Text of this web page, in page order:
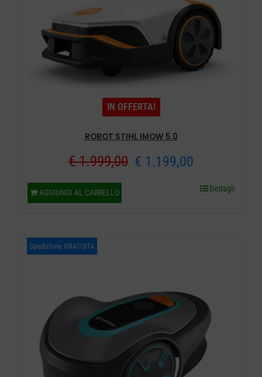
IN OFFERTA!
ROBOT STIHL IMOW 5.0
€1.999,00 Il
€ 1.199,00
prezzo
AGGIUNGI AL CARRELLO Dettagli
Spedizione GRATUITA